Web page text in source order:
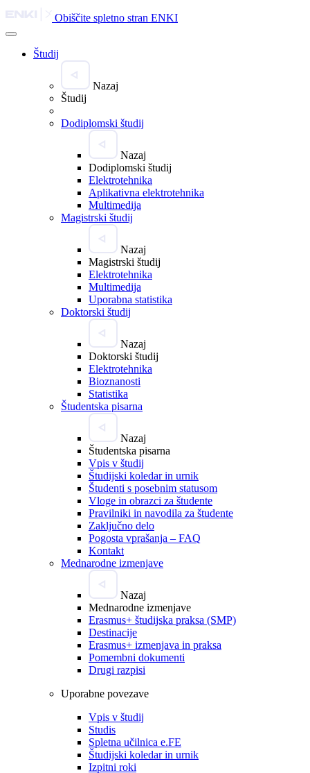
Obiščite spletno stran ENKI
Študij
Nazaj
Študij
Dodiplomski študij
Nazaj
Dodiplomski študij
Elektrotehnika
Aplikativna elektrotehnika
Multimedija
Magistrski študij
Nazaj
Magistrski študij
Elektrotehnika
Multimedija
Uporabna statistika
Doktorski študij
Nazaj
Doktorski študij
Elektrotehnika
Bioznanosti
Statistika
Študentska pisarna
Nazaj
Študentska pisarna
Vpis v študij
Študijski koledar in urnik
Študenti s posebnim statusom
Vloge in obrazci za študente
Pravilniki in navodila za študente
Zaključno delo
Pogosta vprašanja – FAQ
Kontakt
Mednarodne izmenjave
Nazaj
Mednarodne izmenjave
Erasmus+ študijska praksa (SMP)
Destinacije
Erasmus+ izmenjava in praksa
Pomembni dokumenti
Drugi razpisi
Uporabne povezave
Vpis v študij
Studis
Spletna učilnica e.FE
Študijski koledar in urnik
Izpitni roki